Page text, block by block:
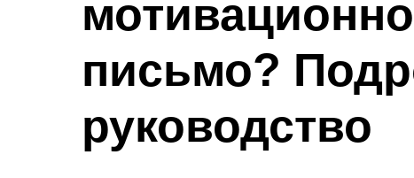
письмо?
руководство